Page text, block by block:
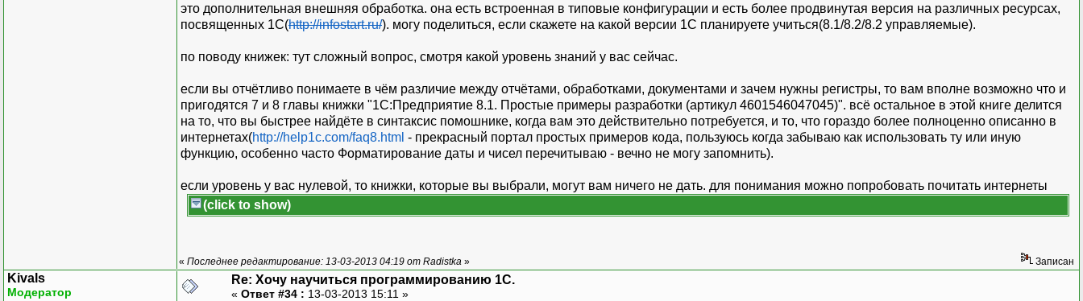
это дополнительная внешняя обработка. она есть встроенная в типовые конфигурации и есть более продвинутая версия на различных ресурсах,
посвященных 1С(http://infostart.ru/). могу поделиться, если скажете на какой версии 1С планируете учиться(8.1/8.2/8.2 управляемые).
по поводу книжек: тут сложный вопрос, смотря какой уровень знаний у вас сейчас.
если вы отчётливо понимаете в чём различие между отчётами, обработками, документами и зачем нужны регистры, то вам вполне возможно что и
пригодятся 7 и 8 главы книжки "1С:Предприятие 8.1. Простые примеры разработки (артикул 4601546047045)". всё остальное в этой книге делится
на то, что вы быстрее найдёте в синтаксис помошнике, когда вам это действительно потребуется, и то, что гораздо более полноценно описанно в
интернетах(http://help1c.com/faq8.html - прекрасный портал простых примеров кода, пользуюсь когда забываю как использовать ту или иную
функцию, особенно часто Форматирование даты и чисел перечитываю - вечно не могу запомнить).
если уровень у вас нулевой, то книжки, которые вы выбрали, могут вам ничего не дать. для понимания можно попробовать почитать интернеты
(click to show)
« Последнее редактирование: 13-03-2013 04:19 от Radistka » Записан
Kivals
Модератор
Re: Хочу научиться программированию 1С.
« Ответ #34 : 13-03-2013 15:11 »